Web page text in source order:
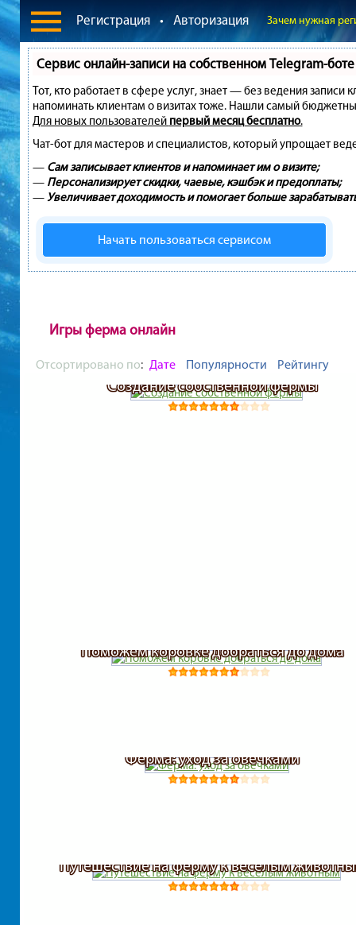
Регистрация • Авторизация Зачем нужная
Сервис онлайн-записи на собственном Telegram-боте
Тот, кто работает в сфере услуг, знает — без ведения
напоминать клиентам о визитах тоже. Нашли самый
Для новых пользователей первый месяц бесплатно.
Чат-бот для мастеров и специалистов, который упрощает
— Сам записывает клиентов и напоминает им о визите;
— Персонализирует скидки, чаевые, кэшбэк и предоплаты;
—Увеличивает доходимость и помогает больше
Начать пользоваться сервисом
Игры ферма онлайн
Отсортировано по: Дате Популярности Рейтингу
Создание собственной фермы
Поможем коровке добраться до дома
Ферма: уход за овечками
Путешествие на ферму к веселым